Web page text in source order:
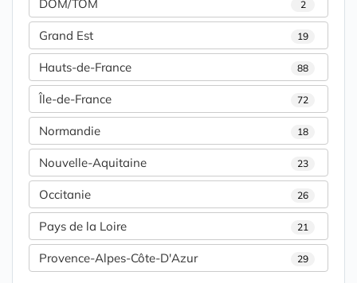
DOM/TOM 2
Grand Est 19
Hauts-de-France 88
Île-de-France 72
Normandie 18
Nouvelle-Aquitaine 23
Occitanie 26
Pays de la Loire 21
Provence-Alpes-Côte-D'Azur 29